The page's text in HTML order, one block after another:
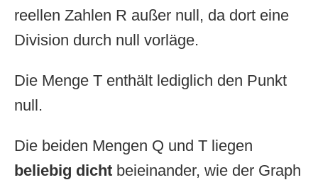
reellen Zahlen R außer null, da dort eine
Division durch null vorläge.
Die Menge T enthält lediglich den Punkt
null.
Die beiden Mengen Q und T liegen
beliebig dicht beieinander, wie der Graph